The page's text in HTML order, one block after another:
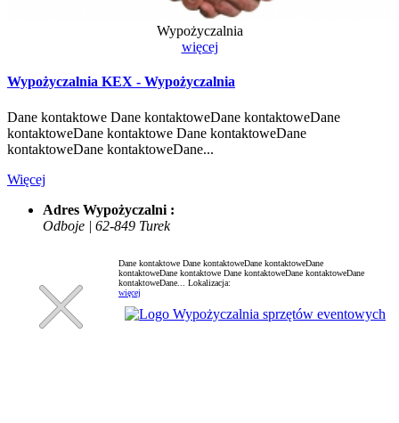
Wypożyczalnia
więcej
Wypożyczalnia KEX - Wypożyczalnia
Dane kontaktowe Dane kontaktoweDane kontaktoweDane
kontaktoweDane kontaktowe Dane kontaktoweDane
kontaktoweDane kontaktoweDane...
Więcej
Adres Wypożyczalni :
Odboje | 62-849 Turek
Dane kontaktowe Dane kontaktoweDane kontaktoweDane
kontaktoweDane kontaktowe Dane kontaktoweDane kontaktoweDane
kontaktoweDane... Lokalizacja:
więcej